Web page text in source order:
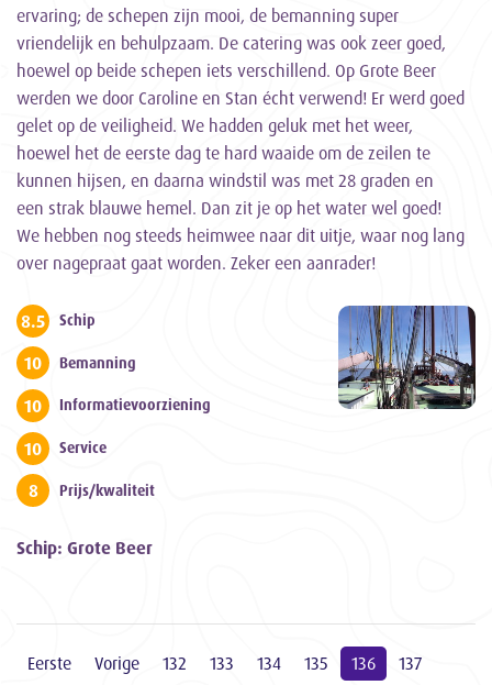
ervaring; de schepen zijn mooi, de bemanning super
vriendelijk en behulpzaam. De catering was ook zeer goed,
hoewel op beide schepen iets verschillend. Op Grote Beer
werden we door Caroline en Stan écht verwend! Er werd goed
gelet op de veiligheid. We hadden geluk met het weer,
hoewel het de eerste dag te hard waaide om de zeilen te
kunnen hijsen, en daarna windstil was met 28 graden en
een strak blauwe hemel. Dan zit je op het water wel goed!
We hebben nog steeds heimwee naar dit uitje, waar nog lang
over nagepraat gaat worden. Zeker een aanrader!
8.5 Schip
10 Bemanning
10 Informatievoorziening
10 Service
8 Prijs/kwaliteit
Schip: Grote Beer
Eerste Vorige 132 133 134 135 136
137